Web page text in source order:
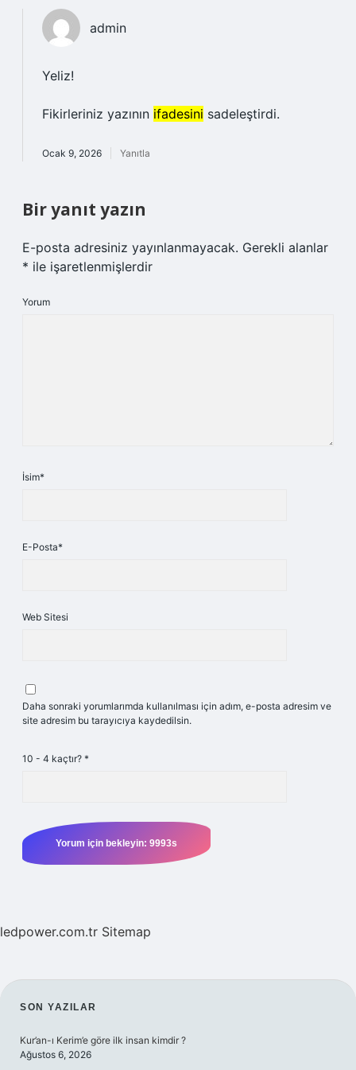
admin
Yeliz!
Fikirleriniz yazının ifadesini sadeleştirdi.
Ocak 9, 2026 Yanıtla
Bir yanıt yazın
E-posta adresiniz yayınlanmayacak. Gerekli alanlar
* ile işaretlenmişlerdir
Yorum
İsim*
E-Posta*
Web Sitesi
Daha sonraki yorumlarımda kullanılması için adım, e-posta adresim ve
site adresim bu tarayıcıya kaydedilsin.
10 - 4 kaçtır? *
ledpower.com.tr Sitemap
SIDEBAR
SON YAZILAR
Kur’an-ı Kerim’e göre ilk insan kimdir ?
Ağustos 6, 2026